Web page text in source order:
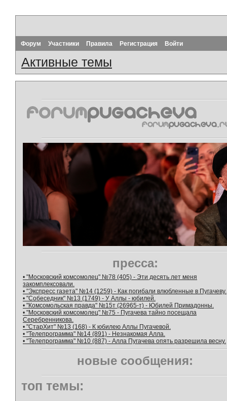
Форум Участники Правила Регистрация Войти
Активные темы
пресса:
• "Московский комсомолец" №78 (405) - Эти десять лет меня
закомплексовали.
• "Экспресс газета" №14 (1259) - Как погибали влюбленные в Пугачеву.
• "Собеседник" №13 (1749) - У Аллы - юбилей.
• "Комсомольская правда" №15т (26965-т) - Юбилей Примадонны.
• "Московский комсомолец" №75 - Пугачева тайно посещала
Серебренникова.
• "СтарХит" №13 (168) - К юбилею Аллы Пугачевой.
• "Телепрограмма" №14 (891) - Незнакомая Алла.
• "Телепрограмма" №10 (887) - Алла Пугачева опять разрешила весну.
новые сообщения:
топ темы: